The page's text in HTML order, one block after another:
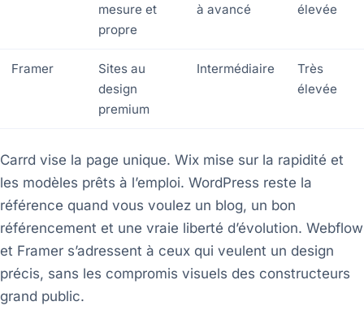
mesure et
propre
à avancé
élevée
Framer
Sites au
design
premium
Intermédiaire
Très
élevée
Carrd vise la page unique. Wix mise sur la rapidité et
les modèles prêts à l’emploi. WordPress reste la
référence quand vous voulez un blog, un bon
référencement et une vraie liberté d’évolution. Webflow
et Framer s’adressent à ceux qui veulent un design
précis, sans les compromis visuels des constructeurs
grand public.